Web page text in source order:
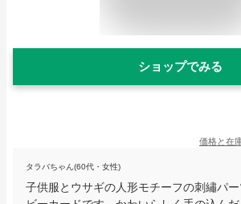
ショップでみる
価格と在
タラバちゃん(60代・女性)
子供服とウサギの人形モチーフの刺繡パ